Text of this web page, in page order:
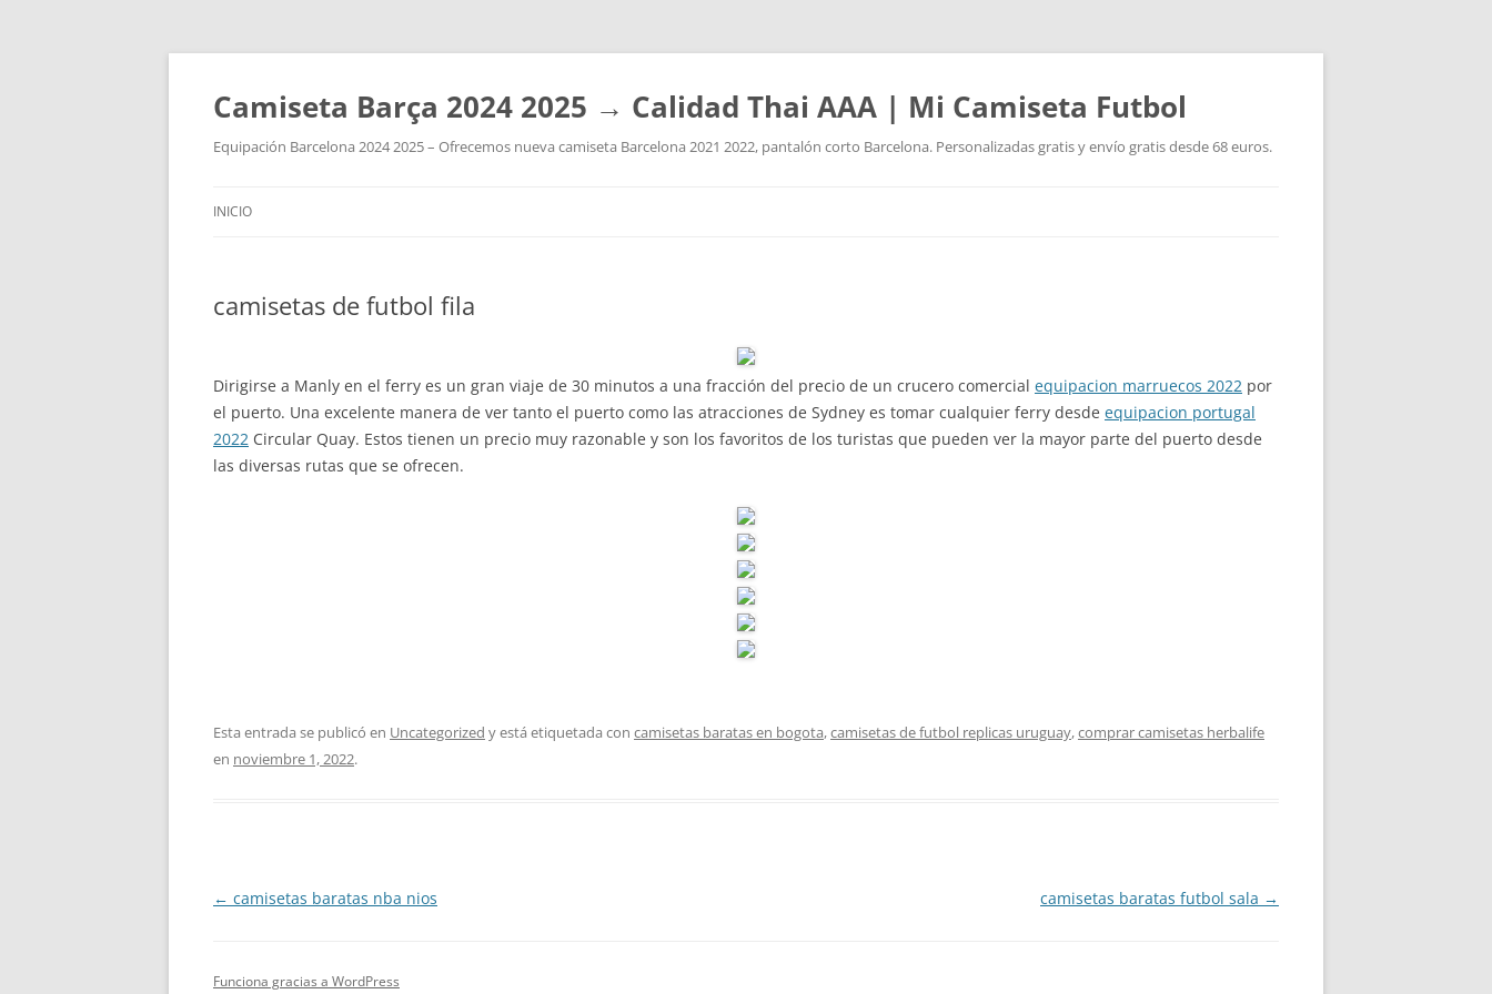
Camiseta Barça 2024 2025 → Calidad Thai AAA | Mi Camiseta Futbol
Equipación Barcelona 2024 2025 – Ofrecemos nueva camiseta Barcelona 2021 2022, pantalón corto Barcelona. Personalizadas gratis y envío gratis desde 68 euros.
INICIO
camisetas de futbol fila
Dirigirse a Manly en el ferry es un gran viaje de 30 minutos a una fracción del precio de un crucero comercial equipacion marruecos 2022 por
el puerto. Una excelente manera de ver tanto el puerto como las atracciones de Sydney es tomar cualquier ferry desde equipacion portugal
2022 Circular Quay. Estos tienen un precio muy razonable y son los favoritos de los turistas que pueden ver la mayor parte del puerto desde
las diversas rutas que se ofrecen.
Esta entrada se publicó en Uncategorized y está etiquetada con camisetas baratas en bogota,camisetas de futbol replicas uruguay,comprar camisetas herbalife
en noviembre 1, 2022.
Navegación
← camisetas baratas nba nios camisetas baratas futbol sala →
Funciona gracias a WordPress